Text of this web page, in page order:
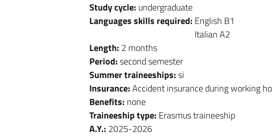
Study cycle: undergraduate
Languages skills required: English B1
Italian A2
Length: 2 months
Period:second semester
Summer traineeships:si
Insurance:Accident insurance during working
Benefits: none
Traineeship type: Erasmus traineeship
A.Y.: 2025-2026